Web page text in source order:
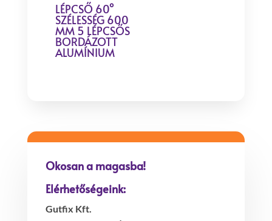
LÉPCSŐ 60°
SZÉLESSÉG 600
MM 5 LÉPCSŐS
BORDÁZOTT
ALUMÍNIUM
Okosan a magasba!
Elérhetőségeink:
Gutfix Kft.